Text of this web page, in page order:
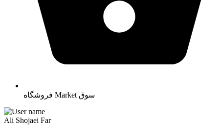
Market سوق
Ali Shojaei Far